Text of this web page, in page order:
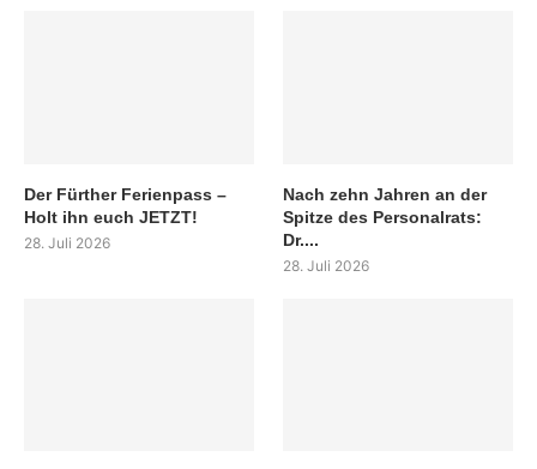
Der Fürther Ferienpass –
Holt ihn euch JETZT!
28. Juli 2026
Nach zehn Jahren an der
Spitze des Personalrats:
Dr....
28. Juli 2026